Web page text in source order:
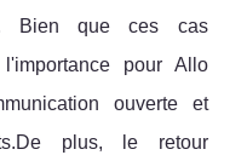
Bien que ces cas
pour Allo
ouverte et
plus, le retour